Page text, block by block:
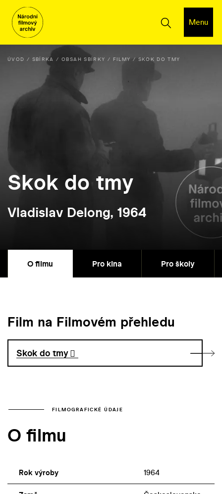
Menu
ÚVOD SBÍRKA OBSAH SBÍRKY FILMY SKOK DO TMY
Skok do tmy
Vladislav Delong, 1964
O filmu Pro kina Pro školy
Film na Filmovém přehledu
Skok do tmy
FILMOGRAFICKÉ ÚDAJE
O filmu
Rok výroby 1964